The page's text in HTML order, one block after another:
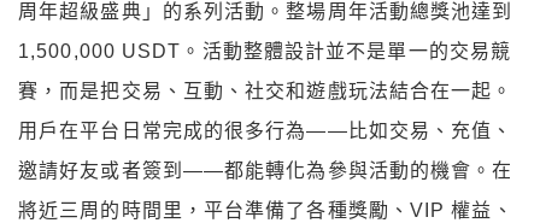
周年超級盛典」的系列活動。整場周年活動總獎池達到
1,500,000 USDT。活動整體設計並不是單一的交易競
賽，而是把交易、互動、社交和遊戲玩法結合在一起。
用戶在平台日常完成的很多行為——比如交易、充值、
邀請好友或者簽到——都能轉化為參與活動的機會。在
將近三周的時間里，平台準備了各種獎勵、VIP 權益、